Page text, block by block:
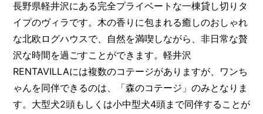
長野県軽井沢にある完全プライベートな一棟貸し切りタ
イプのヴィラです。木の香りに包まれる癒しのおしゃれ
な北欧ログハウスで、自然を満喫しながら、非日常な贅
沢な時間を過ごすことができます。軽井沢
RENTAVILLAには複数のコテージがありますが、ワンち
ゃんを同伴できるのは、「森のコテージ」のみとなりま
す。大型犬2頭もしくは小中型犬4頭まで同伴することが